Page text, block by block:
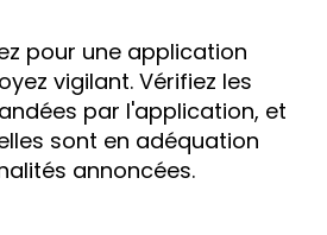
pour une application
vigilant. Vérifiez les
par l'application, et
sont en adéquation
annoncées.